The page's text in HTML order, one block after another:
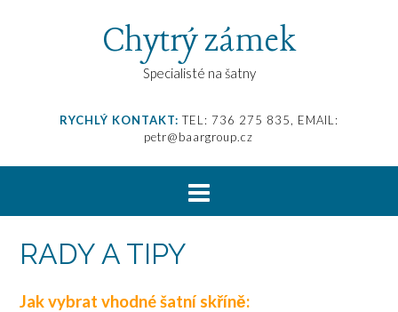
Chytrý zámek
Specialisté na šatny
RYCHLÝ KONTAKT: TEL: 736 275 835, EMAIL:
petr@baargroup.cz
RADY A TIPY
Jak vybrat vhodné šatní skříně: